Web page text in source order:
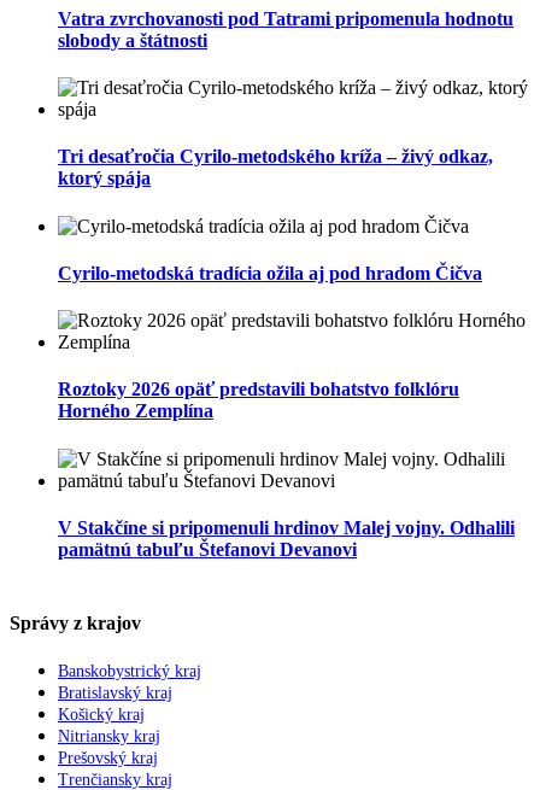
Vatra zvrchovanosti pod Tatrami pripomenula hodnotu
slobody a štátnosti
Tri desaťročia Cyrilo-metodského kríža – živý odkaz,
ktorý spája
Cyrilo-metodská tradícia ožila aj pod hradom Čičva
Roztoky 2026 opäť predstavili bohatstvo folklóru
Horného Zemplína
V Stakčíne si pripomenuli hrdinov Malej vojny. Odhalili
pamätnú tabuľu Štefanovi Devanovi
Správy z krajov
Banskobystrický kraj
Bratislavský kraj
Košický kraj
Nitriansky kraj
Prešovský kraj
Trenčiansky kraj